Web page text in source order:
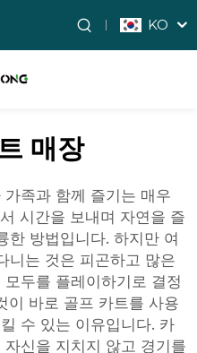
KO
매장
족과 함께 즐기는 매우
시간을 보내며 자연을 즐
한 방법입니다. 하지만 여
니는 것은 피곤하고 많은
두를 플레이하기로 결정
이 바로 골프 카트를 사용
수 있는 이유입니다. 카
신을 지치지 않고 경기를